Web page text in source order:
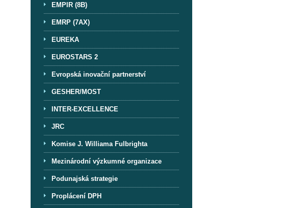
EMPIR (8B)
EMRP (7AX)
EUREKA
EUROSTARS 2
Evropská inovační partnerství
GESHER/MOST
INTER-EXCELLENCE
JRC
Komise J. Williama Fulbrighta
Mezinárodní výzkumné organizace
Podunajská strategie
Proplácení DPH